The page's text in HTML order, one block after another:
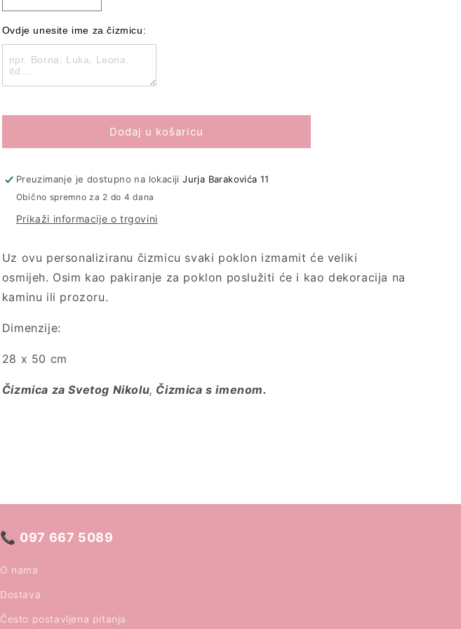
količinu
proizvoda
Personalizirana
XL
čizmica
količinu
proizvoda
Personalizirana
XL
Ovdje unesite ime za čizmicu:
Dodaj u košaricu
Preuzimanje je dostupno na lokacijiJurja Barakovića 11
Obično spremno za 2 do 4 dana
Prikaži informacije o trgovini
Uz ovu personaliziranu čizmicu svaki poklon izmamit će veliki
osmijeh. Osim kao pakiranje za poklon poslužiti će i kao dekoracija na
kaminu ili prozoru.
Dimenzije:
28 x 50 cm
Čizmica za Svetog Nikolu, Čizmica s imenom.
📞 097 667 5089
O nama
Dostava
Često postavljena pitanja